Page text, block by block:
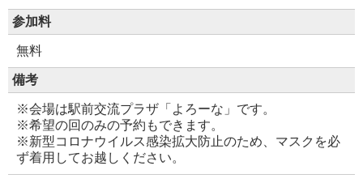
参加料
無料
備考
※会場は駅前交流プラザ「よろーな」です。
※希望の回のみの予約もできます。
※新型コロナウイルス感染拡大防止のため、マスクを必
ず着用してお越しください。